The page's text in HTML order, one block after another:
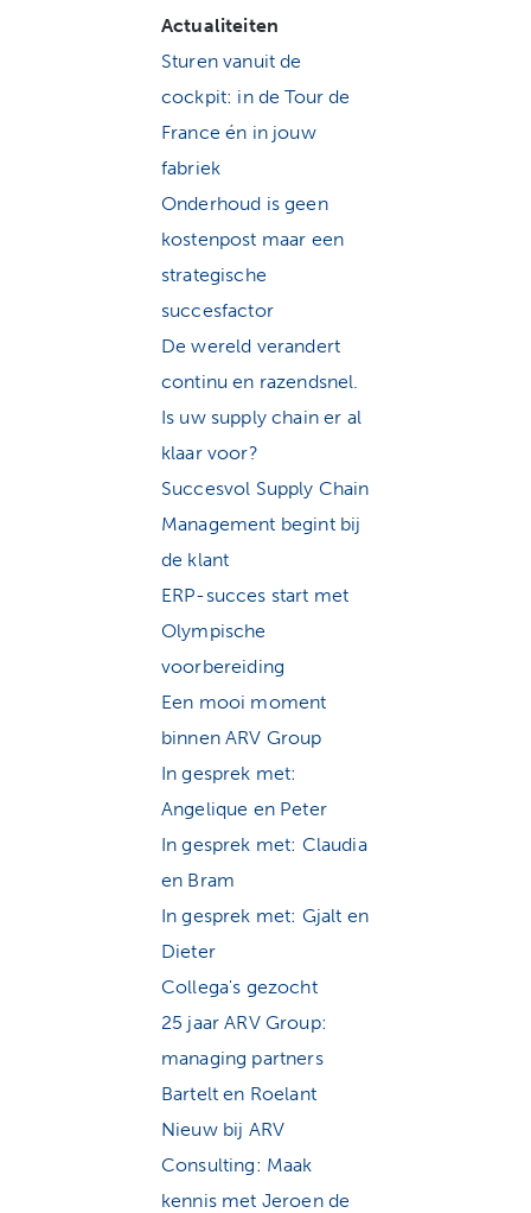
Actualiteiten
Sturen vanuit de
cockpit: in de Tour de
France én in jouw
fabriek
Onderhoud is geen
kostenpost maar een
strategische
succesfactor
De wereld verandert
continu en razendsnel.
Is uw supply chain er al
klaar voor?
Succesvol Supply Chain
Management begint bij
de klant
ERP-succes start met
Olympische
voorbereiding
Een mooi moment
binnen ARV Group
In gesprek met:
Angelique en Peter
In gesprek met: Claudia
en Bram
In gesprek met: Gjalt en
Dieter
Collega's gezocht
25 jaar ARV Group:
managing partners
Bartelt en Roelant
Nieuw bij ARV
Consulting: Maak
kennis met Jeroen de